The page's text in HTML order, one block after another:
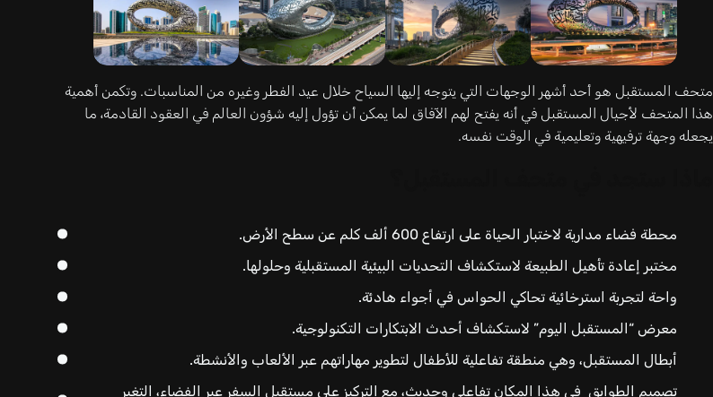
متحف المستقبل هو أحد أشهر الوجهات التي يتوجه إليها السياح خلال عيد الفطر وغيره من المناسبات. وتكمن أهمية
هذا المتحف لأجيال المستقبل في أنه يفتح لهم الآفاق لما يمكن أن تؤول إليه شؤون العالم في العقود القادمة، ما
يجعله وجهة ترفيهية وتعليمية في الوقت نفسه.
محطة فضاء مدارية لاختبار الحياة على ارتفاع 600 ألف كلم عن سطح الأرض.
مختبر إعادة تأهيل الطبيعة لاستكشاف التحديات البيئية المستقبلية وحلولها.
واحة لتجربة استرخائية تحاكي الحواس في أجواء هادئة.
معرض “المستقبل اليوم” لاستكشاف أحدث الابتكارات التكنولوجية.
أبطال المستقبل، وهي منطقة تفاعلية للأطفال لتطوير مهاراتهم عبر الألعاب والأنشطة.
تصميم الطوابق في هذا المكان تفاعلي وحديث، مع التركيز على مستقبل السفر عبر الفضاء، التغير